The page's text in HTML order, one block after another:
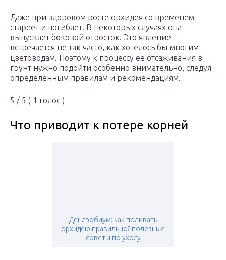
Даже при здоровом росте орхидея со временем
стареет и погибает. В некоторых случаях она
выпускает боковой отросток. Это явление
встречается не так часто, как хотелось бы многим
цветоводам. Поэтому к процессу ее отсаживания в
грунт нужно подойти особенно внимательно, следуя
определенным правилам и рекомендациям.
5 / 5 ( 1 голос )
Что приводит к потере корней
Дендробиум: как поливать
орхидею правильно? полезные
советы по уходу